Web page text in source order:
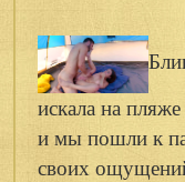
искала на
и мы пошли к
своих